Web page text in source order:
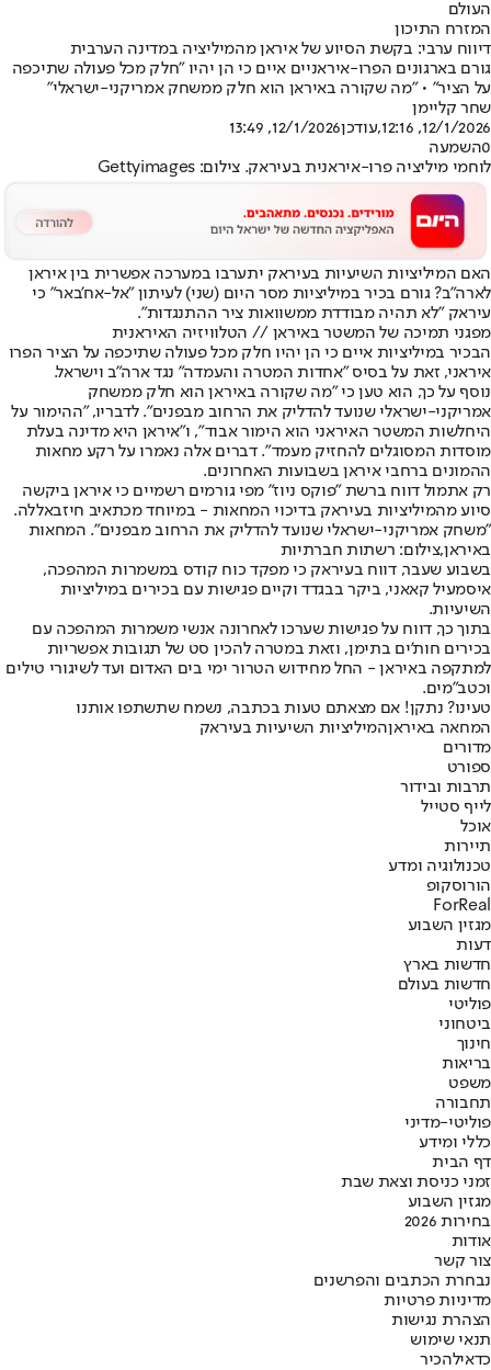
העולם
המזרח התיכון
דיווח ערבי: בקשת הסיוע של איראן מהמיליציה במדינה הערבית
גורם בארגונים הפרו-איראניים איים כי הן יהיו "חלק מכל פעולה שתיכפה
על הציר" • "מה שקורה באיראן הוא חלק ממשחק אמריקני-ישראלי"
שחר קליימן
12/1/2026, 12:16
,עודכן12/1/2026, 13:49
0השמעה
לוחמי מיליציה פרו-איראנית בעיראק. צילום: Gettyimages
האם המיליציות השיעיות בעיראק יתערבו במערכה אפשרית בין איראן
לארה"ב? גורם בכיר במיליציות מסר היום (שני) לעיתון "אל-אח'באר" כי
עיראק "לא תהיה מבודדת ממשוואות ציר ההתנגדות".
מפגני תמיכה של המשטר באיראן // הטלוויזיה האיראנית
הבכיר במיליציות איים כי הן יהיו חלק מכל פעולה שתיכפה על הציר הפרו
איראני, זאת על בסיס "אחדות המטרה והעמדה" נגד ארה"ב וישראל.
נוסף על כך, הוא טען כי "מה שקורה באיראן הוא חלק ממשחק
אמריקני-ישראלי שנועד להדליק את הרחוב מבפנים". לדבריו, "ההימור על
היחלשות המשטר האיראני הוא הימור אבוד", ו"איראן היא מדינה בעלת
מוסדות המסוגלים להחזיק מעמד". דברים אלה נאמרו על רקע מחאות
ההמונים ברחבי איראן בשבועות האחרונים.
רק אתמול דווח ברשת "פוקס ניוז" מפי גורמים רשמיים כי איראן ביקשה
סיוע מהמיליציות בעיראק בדיכוי המחאות - במיוחד מכתאיב חיזבאללה.
"משחק אמריקני-ישראלי שנועד להדליק את הרחוב מבפנים". המחאות
באיראן,צילום: רשתות חברתיות
בשבוע שעבר, דווח בעיראק כי מפקד כוח קודס במשמרות המהפכה,
איסמעיל קאאני, ביקר בבגדד וקיים פגישות עם בכירים במיליציות
השיעיות.
בתוך כך, דווח על פגישות שערכו לאחרונה אנשי משמרות המהפכה עם
בכירים חות'ים בתימן, וזאת במטרה להכין סט של תגובות אפשריות
למתקפה באיראן - החל מחידוש הטרור ימי בים האדום ועד לשיגורי טילים
וכטב"מים.
טעינו? נתקן! אם מצאתם טעות בכתבה, נשמח שתשתפו אותנו
המחאה באיראןהמיליציות השיעיות בעיראק
מדורים
ספורט
תרבות ובידור
לייף סטייל
אוכל
תיירות
טכנולוגיה ומדע
הורוסקופ
ForReal
מגזין השבוע
דעות
חדשות בארץ
חדשות בעולם
פוליטי
ביטחוני
חינוך
בריאות
משפט
תחבורה
פוליטי-מדיני
כללי ומידע
דף הבית
זמני כניסת וצאת שבת
מגזין השבוע
בחירות 2026
אודות
צור קשר
נבחרת הכתבים והפרשנים
מדיניות פרטיות
הצהרת נגישות
תנאי שימוש
כדאילהכיר